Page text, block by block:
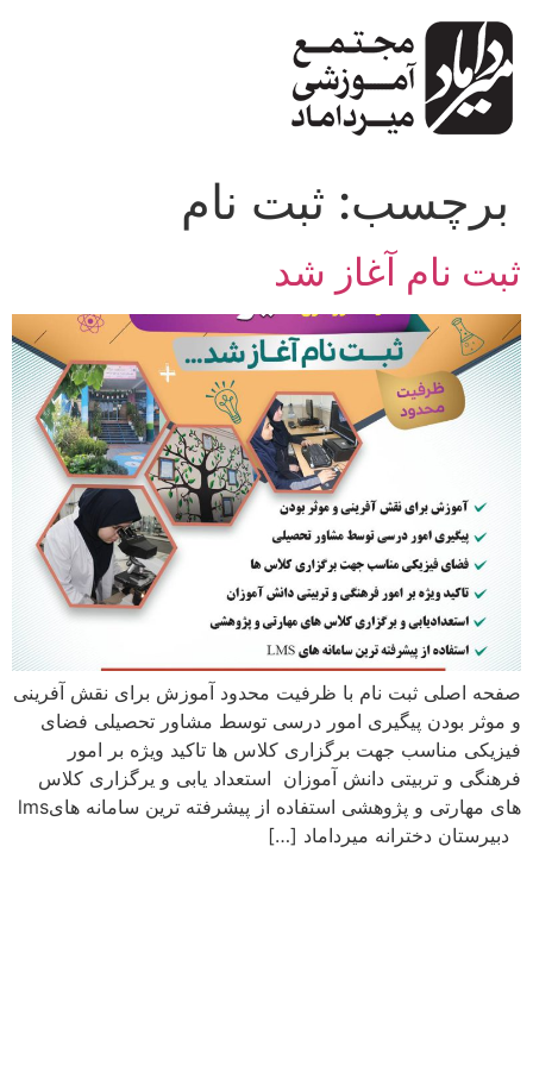
محتوا
برچسب: ثبت نام
ثبت نام آغاز شد
صفحه اصلی ثبت نام با ظرفیت محدود آموزش برای نقش آفرینی
و موثر بودن پیگیری امور درسی توسط مشاور تحصیلی فضای
فیزیکی مناسب جهت برگزاری کلاس ها تاکید ویژه بر امور
فرهنگی و تربیتی دانش آموزان استعداد یابی و یرگزاری کلاس
دبیرستان دخترانه میرداماد […]